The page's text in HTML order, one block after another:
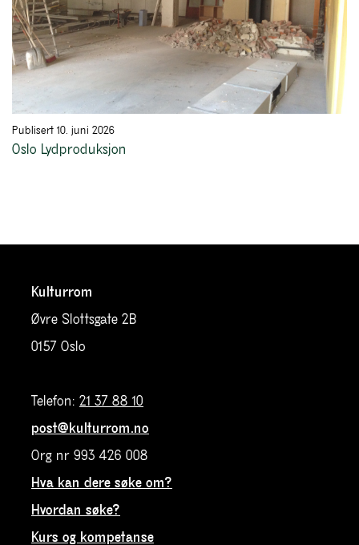
Publisert 10. juni 2026
Oslo Lydproduksjon
Kulturrom
Øvre Slottsgate 2B
0157 Oslo
Telefon: 21 37 88 10
post@kulturrom.no
Org nr 993 426 008
Hva kan dere søke om?
Hvordan søke?
Kurs og kompetanse